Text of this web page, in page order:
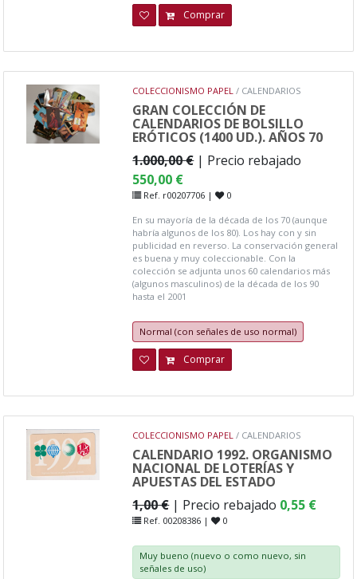
Comprar
COLECCIONISMO PAPEL / CALENDARIOS
GRAN COLECCIÓN DE
CALENDARIOS DE BOLSILLO
ERÓTICOS (1400 UD.). AÑOS 70
1.000,00 € | Precio rebajado
550,00 €
Ref. r00207706 | 0
En su mayoría de la década de los 70 (aunque
habría algunos de los 80). Los hay con y sin
publicidad en reverso. La conservación general
es buena y muy coleccionable. Con la
colección se adjunta unos 60 calendarios más
(algunos masculinos) de la década de los 90
hasta el 2001
Normal (con señales de uso normal)
Comprar
COLECCIONISMO PAPEL / CALENDARIOS
CALENDARIO 1992. ORGANISMO
NACIONAL DE LOTERÍAS Y
APUESTAS DEL ESTADO
1,00 € | Precio rebajado 0,55 €
Ref. 00208386 | 0
Muy bueno (nuevo o como nuevo, sin
señales de uso)